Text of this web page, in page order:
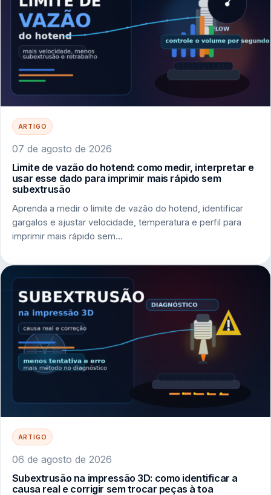
ARTIGO
07 de agosto de 2026
Limite de vazão do hotend: como medir, interpretar e
usar esse dado para imprimir mais rápido sem
subextrusão
Aprenda a medir o limite de vazão do hotend, identificar
gargalos e ajustar velocidade, temperatura e perfil para
imprimir mais rápido sem…
ARTIGO
06 de agosto de 2026
Subextrusão na impressão 3D: como identificar a
causa real e corrigir sem trocar peças à toa